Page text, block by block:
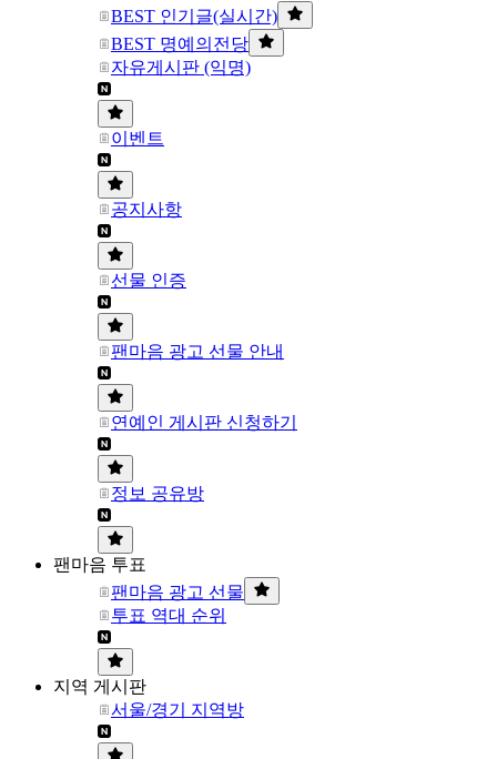
BEST 인기글(실시간)
BEST 명예의전당
자유게시판 (익명)
이벤트
공지사항
선물 인증
팬마음 광고 선물 안내
연예인 게시판 신청하기
정보 공유방
팬마음 투표
팬마음 광고 선물
투표 역대 순위
지역 게시판
서울/경기 지역방